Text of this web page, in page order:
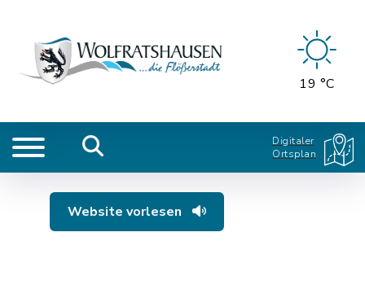
19 °C
Digitaler
Ortsplan
Website vorlesen